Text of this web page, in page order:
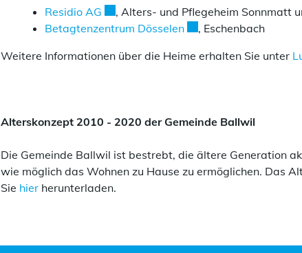
Residio AGExterner Link wird in einem neuen
, Alters- und Pflegeheim Sonnmatt
Betagtenzentrum DösselenExterner Link wird in
, Eschenbach
Weitere Informationen über die Heime erhalten Sie unter
Alterskonzept 2010 - 2020 der Gemeinde Ballwil
Die Gemeinde Ballwil ist bestrebt, die ältere Generation
wie möglich das Wohnen zu Hause zu ermöglichen. Das
Sie hierherunterladen.